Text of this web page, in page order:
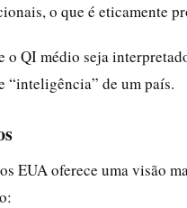
o que é eticamente
o QI médio seja
“inteligência” de um país.
EUA oferece uma visão